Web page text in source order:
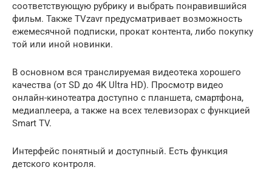
соответствующую рубрику и выбрать понравившийся
фильм. Также TVzavr предусматривает возможность
ежемесячной подписки, прокат контента, либо покупку
той или иной новинки.
В основном вся транслируемая видеотека хорошего
качества (от SD до 4K Ultra HD). Просмотр видео
онлайн-кинотеатра доступно с планшета, смартфона,
медиаплеера, а также на всех телевизорах с функцией
Smart TV.
Интерфейс понятный и доступный. Есть функция
детского контроля.